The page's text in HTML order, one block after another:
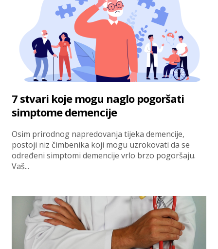
7 stvari koje mogu naglo pogoršati
simptome demencije
Osim prirodnog napredovanja tijeka demencije,
postoji niz čimbenika koji mogu uzrokovati da se
određeni simptomi demencije vrlo brzo pogoršaju.
Vaš...